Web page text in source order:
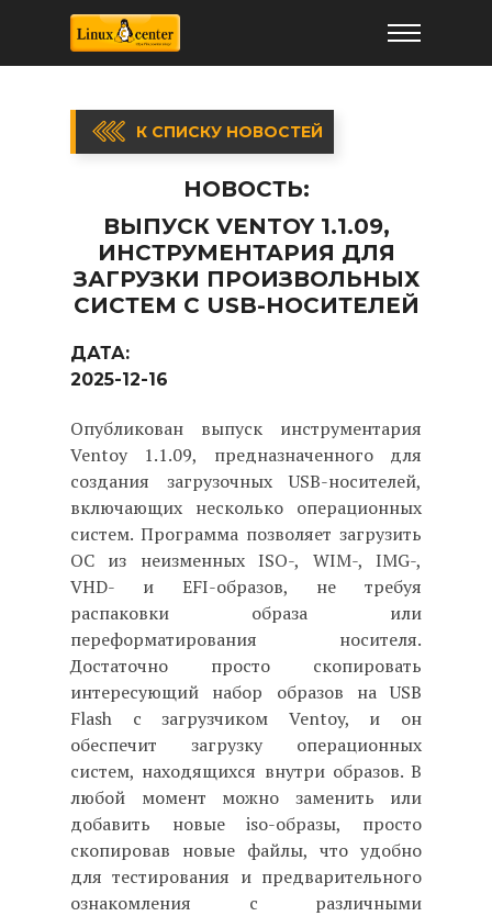
К СПИСКУ НОВОСТЕЙ
НОВОСТЬ:
ВЫПУСК VENTOY 1.1.09,
ИНСТРУМЕНТАРИЯ ДЛЯ
ЗАГРУЗКИ ПРОИЗВОЛЬНЫХ
СИСТЕМ С USB-НОСИТЕЛЕЙ
ДАТА:
2025-12-16
Опубликован выпуск инструментария
Ventoy 1.1.09, предназначенного для
создания загрузочных USB-носителей,
включающих несколько операционных
систем. Программа позволяет загрузить
ОС из неизменных ISO-, WIM-, IMG-,
VHD- и EFI-образов, не требуя
распаковки образа или
переформатирования носителя.
Достаточно просто скопировать
интересующий набор образов на USB
Flash с загрузчиком Ventoy, и он
обеспечит загрузку операционных
систем, находящихся внутри образов. В
любой момент можно заменить или
добавить новые iso-образы, просто
скопировав новые файлы, что удобно
для тестирования и предварительного
ознакомления с различными